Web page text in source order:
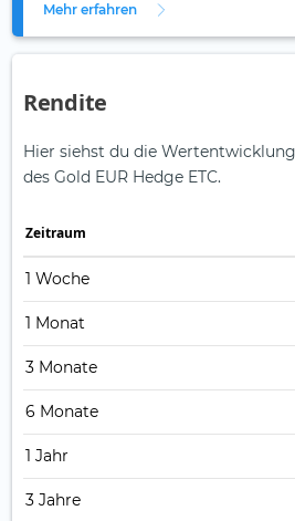
Mehr erfahren
Rendite
Hier siehst du die
des Gold EUR Hedge ETC.
Zeit­raum
1 Woche
1 Monat
3 Monate
6 Monate
1 Jahr
3 Jahre